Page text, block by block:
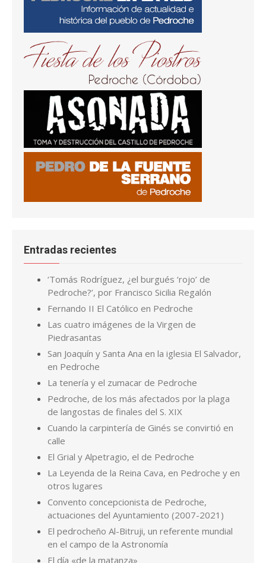
Entradas recientes
‘Tomás Rodríguez, ¿el burgués ‘rojo’ de
Pedroche?’, por Francisco Sicilia Regalón
Fernando II El Católico en Pedroche
Las cuatro imágenes de la Virgen de
Piedrasantas
San Joaquín y Santa Ana en la iglesia El Salvador,
en Pedroche
La tenería y el zumacar de Pedroche
Pedroche, de los más afectados por la plaga
de langostas de finales del S. XIX
Cuando la carpintería de Ginés se convirtió en
calle
El Grial y Alpetragio, el de Pedroche
La Leyenda de la Reina Cava, en Pedroche y en
otros lugares
Convento concepcionista de Pedroche,
actuaciones del Ayuntamiento (2007-2021)
El pedrocheño Al-Bitruji, un referente mundial
en el campo de la Astronomía
El día «de la matanza»